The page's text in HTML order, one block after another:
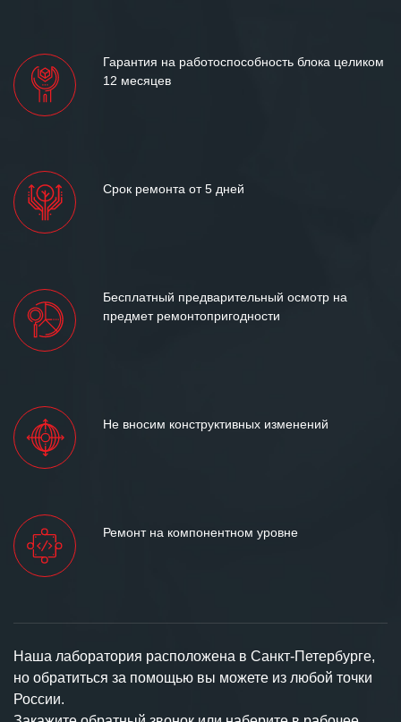
Гарантия на работоспособность блока целиком
12 месяцев
Срок ремонта от 5 дней
Бесплатный предварительный осмотр на
предмет ремонтопригодности
Не вносим конструктивных изменений
Ремонт на компонентном уровне
Наша лаборатория расположена в Санкт-Петербурге,
но обратиться за помощью вы можете из любой точки
России.